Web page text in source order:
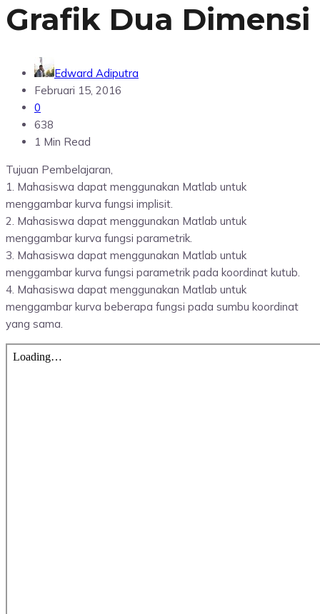
Grafik Dua Dimensi
Edward Adiputra
Februari 15, 2016
0
638
1 Min Read
Tujuan Pembelajaran,
1. Mahasiswa dapat menggunakan Matlab untuk
menggambar kurva fungsi implisit.
2. Mahasiswa dapat menggunakan Matlab untuk
menggambar kurva fungsi parametrik.
3. Mahasiswa dapat menggunakan Matlab untuk
menggambar kurva fungsi parametrik pada koordinat kutub.
4. Mahasiswa dapat menggunakan Matlab untuk
menggambar kurva beberapa fungsi pada sumbu koordinat
yang sama.